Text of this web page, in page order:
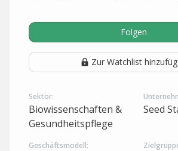
Folgen
Zur Watchlist
Sektor:
Biowissenschaften &
Gesundheitspflege
Seed
Geschäftsmodell: